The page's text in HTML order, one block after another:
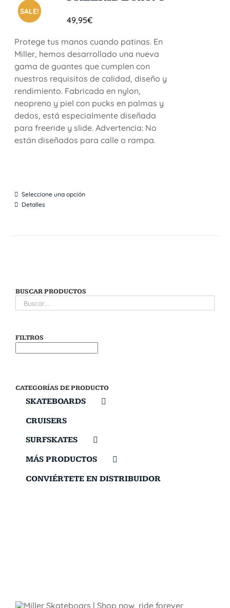
SALE!
49,95€
Protege tus manos cuando patinas. En
Miller, hemos desarrollado una nueva
gama de guantes que cumplen con
nuestros requisitos de calidad, diseño y
rendimiento. Fabricada en nylon,
neopreno y piel con pucks en palmas y
dedos, está especialmente diseñada
para freeride y slide. Advertencia: No
están diseñados para calle o rampa.
Seleccione una opción
Detalles
BUSCAR PRODUCTOS
FILTROS
CATEGORÍAS DE PRODUCTO
SKATEBOARDS
CRUISERS
SURFSKATES
MÁS PRODUCTOS
CONVIÉRTETE EN DISTRIBUIDOR